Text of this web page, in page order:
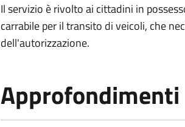
Il servizio è rivolto ai cittadini in
carrabile per il transito di veicoli, che
dell'autorizzazione.
Approfondimenti